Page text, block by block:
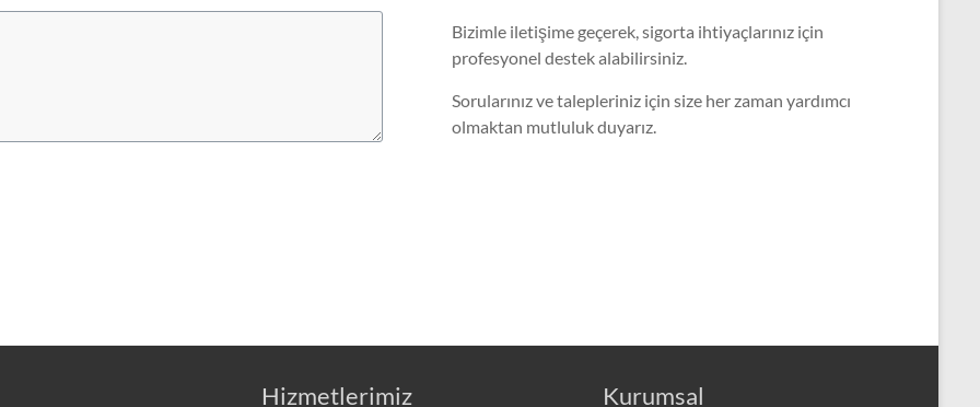
Bizimle iletişime geçerek, sigorta ihtiyaçlarınız için
profesyonel destek alabilirsiniz.
Sorularınız ve talepleriniz için size her zaman yardımcı
olmaktan mutluluk duyarız.
Hizmetlerimiz Kurumsal